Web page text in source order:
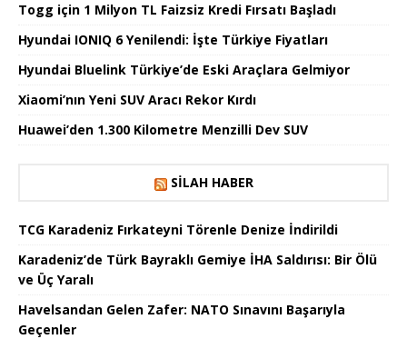
Togg için 1 Milyon TL Faizsiz Kredi Fırsatı Başladı
Hyundai IONIQ 6 Yenilendi: İşte Türkiye Fiyatları
Hyundai Bluelink Türkiye’de Eski Araçlara Gelmiyor
Xiaomi’nın Yeni SUV Aracı Rekor Kırdı
Huawei’den 1.300 Kilometre Menzilli Dev SUV
SILAH HABER
TCG Karadeniz Fırkateyni Törenle Denize İndirildi
Karadeniz’de Türk Bayraklı Gemiye İHA Saldırısı: Bir Ölü
ve Üç Yaralı
Havelsandan Gelen Zafer: NATO Sınavını Başarıyla
Geçenler